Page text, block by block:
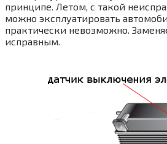
принципе. Летом, с такой
можно эксплуатировать
практически невозможно.
исправным.